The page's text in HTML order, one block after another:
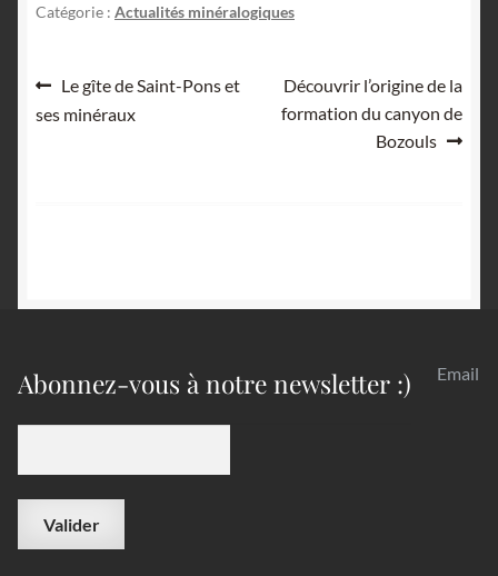
Catégorie : Actualités minéralogiques
Navigation
de
Article
précédent :
Le gîte de Saint-Pons et
ses minéraux
Article
suivant :
Découvrir l’origine de la
formation du canyon de
Bozouls
Abonnez-vous à notre newsletter :) Email